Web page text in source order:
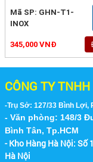
Mã SP: GHN-T1-
INOX
345,000 VNĐ
CÔNG TY
-Trụ Sở: 127/33 Bình Lợi,
- Văn phòng: 148/3
Bình Tân, Tp.HCM
- Kho Hàng Hà Nội: Số
Hà Nội